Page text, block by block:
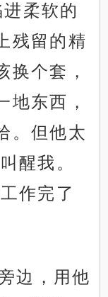
柔软的
残留的精
换个套，
地东西，
。但他太
醒我。
作完了
边，用他